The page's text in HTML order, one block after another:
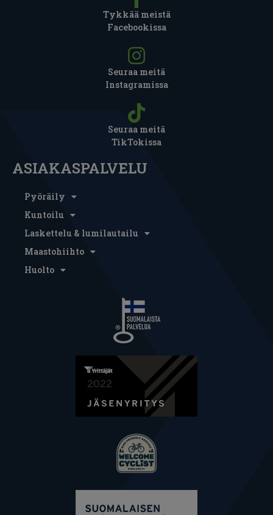
Tykkää meistä
Facebookissa
Seuraa meitä
Instagramissa
Seuraa meitä
TikTokissa
ASIAKASPALVELU
Pyöräily
Kuntoilu
Laskettelu & lumilautailu
Maastohiihto
Huolto